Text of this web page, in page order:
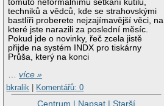
tomuto neformálnímu setkání kutilů,
techniků a vědců, kde se strahovskými
bastlíři proberete nejzajímavější věci, na
které jste narazili za poslední měsíc.
Pokud jde o novinky, řeč zcela jistě
přijde na systém INDX pro tiskárny
Průša, který na konci
…více »
bkralik
Komentářů: 0
Centrum | Napsat| Starší